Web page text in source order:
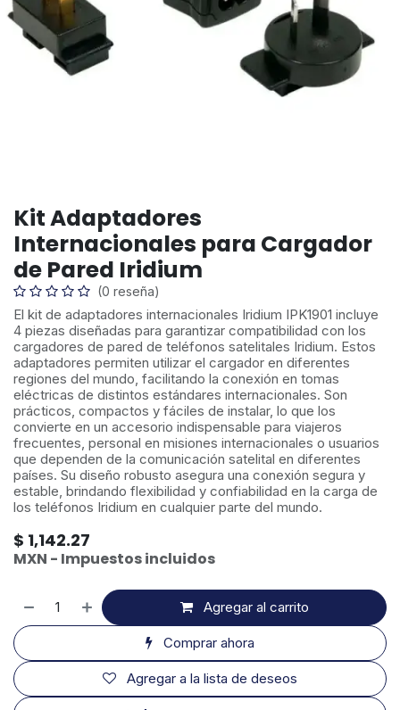
Kit Adaptadores
Internacionales para Cargador
de Pared Iridium
(0 reseña)
El kit de adaptadores internacionales Iridium IPK1901 incluye
4 piezas diseñadas para garantizar compatibilidad con los
cargadores de pared de teléfonos satelitales Iridium. Estos
adaptadores permiten utilizar el cargador en diferentes
regiones del mundo, facilitando la conexión en tomas
eléctricas de distintos estándares internacionales. Son
prácticos, compactos y fáciles de instalar, lo que los
convierte en un accesorio indispensable para viajeros
frecuentes, personal en misiones internacionales o usuarios
que dependen de la comunicación satelital en diferentes
países. Su diseño robusto asegura una conexión segura y
estable, brindando flexibilidad y confiabilidad en la carga de
los teléfonos Iridium en cualquier parte del mundo.
$ 1,142.27
MXN - Impuestos incluidos
Agregar al carrito
Comprar ahora
Agregar a la lista de deseos